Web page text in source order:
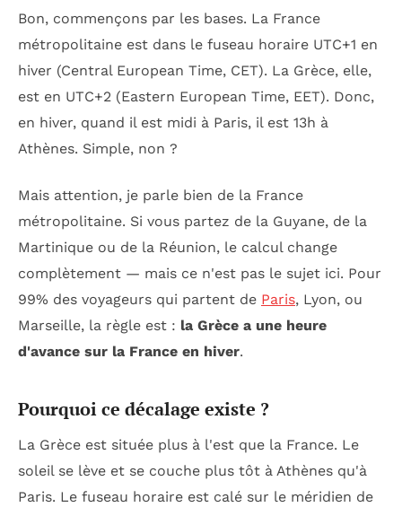
Bon, commençons par les bases. La France
métropolitaine est dans le fuseau horaire UTC+1 en
hiver (Central European Time, CET). La Grèce, elle,
est en UTC+2 (Eastern European Time, EET). Donc,
en hiver, quand il est midi à Paris, il est 13h à
Athènes. Simple, non ?
Mais attention, je parle bien de la France
métropolitaine. Si vous partez de la Guyane, de la
Martinique ou de la Réunion, le calcul change
complètement — mais ce n'est pas le sujet ici. Pour
99% des voyageurs qui partent de Paris, Lyon, ou
Marseille, la règle est : la Grèce a une heure
d'avance sur la France en hiver.
Pourquoi ce décalage existe ?
La Grèce est située plus à l'est que la France. Le
soleil se lève et se couche plus tôt à Athènes qu'à
Paris. Le fuseau horaire est calé sur le méridien de